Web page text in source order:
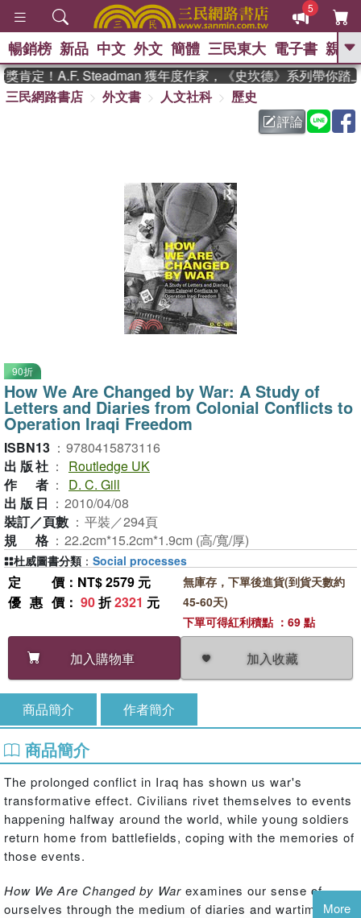
5
GO
熱搜： 東野圭吾 、
父親節 、 如果歷
暑期推薦 、 國際布克
偉大的迷走神經
暢銷榜 新品 中文 外文 簡體 三民東大 電子書 親子
肯定！A.F. Steadman 獲年度作家，《史坎德》系列帶你踏上
三民網路書店
外文書 人文社科
歷史
評論
90折
How We Are Changed by War: A Study of
Letters and Diaries from Colonial Conflicts to
Operation Iraqi Freedom
ISBN13 ： 9780415873116
出版社 ：
Routledge UK
作者 ：
D. C. Gill
出版日 ： 2010/04/08
裝訂／頁數 ： 平裝／294頁
規格 ： 22.2cm*15.2cm*1.9cm (高/寬/厚)
定價 ：NT$ 2579 元
優惠價 ： 90折2321 元
加入購物車 加入收藏
無庫存，下單後進貨(到貨天數約
45-60天)
下單可得紅利積點 ：69 點
杜威圖書分類 ： Social processes
商品簡介 作者簡介
商品簡介
The prolonged conflict in Iraq has shown us war's
transformative effect. Civilians rivet themselves to events
happening halfway around the world, while young soldiers
return home from battlefields, coping with the memories of
those events.
How We Are Changed by War examines our sense of
ourselves through the medium of diaries and wartime More